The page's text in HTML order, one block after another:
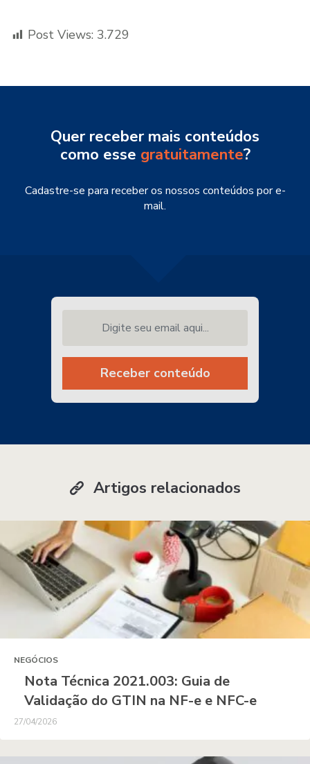
Post Views: 3.729
Quer receber mais conteúdos
como esse gratuitamente?
Cadastre-se para receber os nossos conteúdos por e-
mail.
Receber conteúdo
Artigos relacionados
NEGÓCIOS
Nota Técnica 2021.003: Guia de
Validação do GTIN na NF-e e NFC-e
27/04/2026